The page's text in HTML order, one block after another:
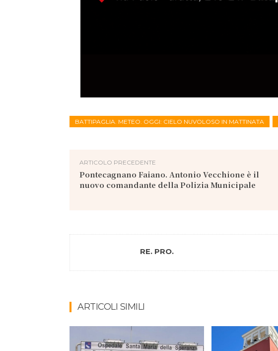
BATTIPAGLIA. METEO. OGGI: CIELO NUVOLOSO IN MATTINATA
ARTICOLO PRECEDENTE
Pontecagnano Faiano. Antonio Vecchione è il
nuovo comandante della Polizia Municipale
RE. PRO.
ARTICOLI SIMILI